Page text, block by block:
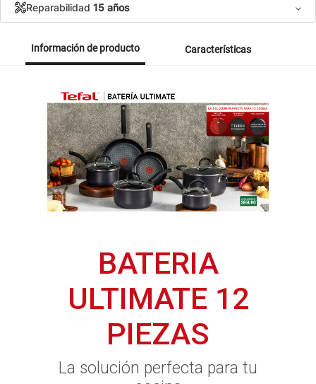
Reparabilidad 15 años
Información de producto Características